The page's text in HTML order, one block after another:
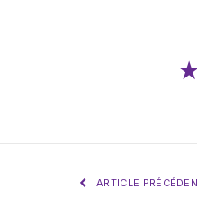
ARTICLE